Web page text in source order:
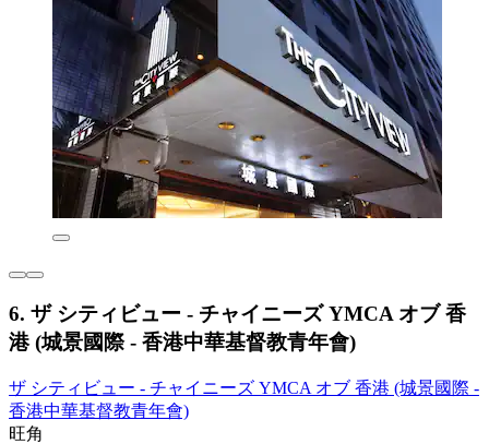
6. ザ シティビュー - チャイニーズ YMCA オブ 香
港 (城景國際 - 香港中華基督教青年會)
ザ シティビュー - チャイニーズ YMCA オブ 香港 (城景國際 -
香港中華基督教青年會)
旺角